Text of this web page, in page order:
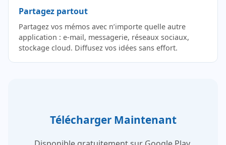
Partagez partout
Partagez vos mémos avec n’importe quelle autre
application : e-mail, messagerie, réseaux sociaux,
stockage cloud. Diffusez vos idées sans effort.
Télécharger Maintenant